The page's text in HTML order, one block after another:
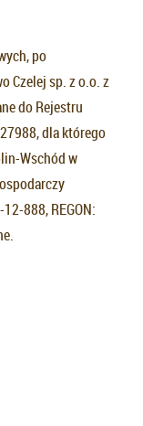
po
Czelej sp. z o.o. z
do Rejestru
dla którego
Wschód w
888, REGON: